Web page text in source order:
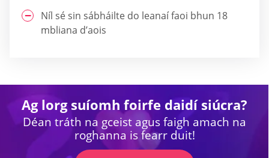
Níl sé sin sábháilte do leanaí faoi bhun 18
mbliana d’aois
Ag lorg suíomh foirfe daidí siúcra?
Déan tráth na gceist agus faigh amach na
roghanna is fearr duit!